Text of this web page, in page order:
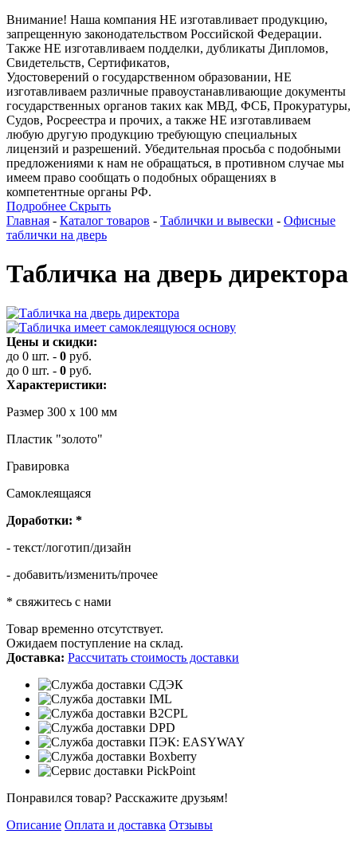
Внимание! Наша компания НЕ изготавливает продукцию,
запрещенную законодательством Российской Федерации.
Также НЕ изготавливаем подделки, дубликаты Дипломов,
Свидетельств, Сертификатов,
Удостоверений о государственном образовании, НЕ
изготавливаем различные правоустанавливающие документы
государственных органов таких как МВД, ФСБ, Прокуратуры,
Судов, Росреестра и прочих, а также НЕ изготавливаем
любую другую продукцию требующую специальных
лицензий и разрешений. Убедительная просьба с подобными
предложениями к нам не обращаться, в противном случае мы
имеем право сообщать о подобных обращениях в
компетентные органы РФ.
Подробнее Скрыть
Главная - Каталог товаров - Таблички и вывески - Офисные
таблички на дверь
Табличка на дверь директора
Цены и скидки:
до 0 шт. - 0 руб.
до 0 шт. - 0 руб.
Характеристики:
Размер 300 х 100 мм
Пластик "золото"
Гравировка
Самоклеящаяся
Доработки: *
- текст/логотип/дизайн
- добавить/изменить/прочее
* свяжитесь с нами
Товар временно отсутствует.
Ожидаем поступление на склад.
Доставка: Рассчитать стоимость доставки
Понравился товар? Расскажите друзьям!
Описание Оплата и доставка Отзывы